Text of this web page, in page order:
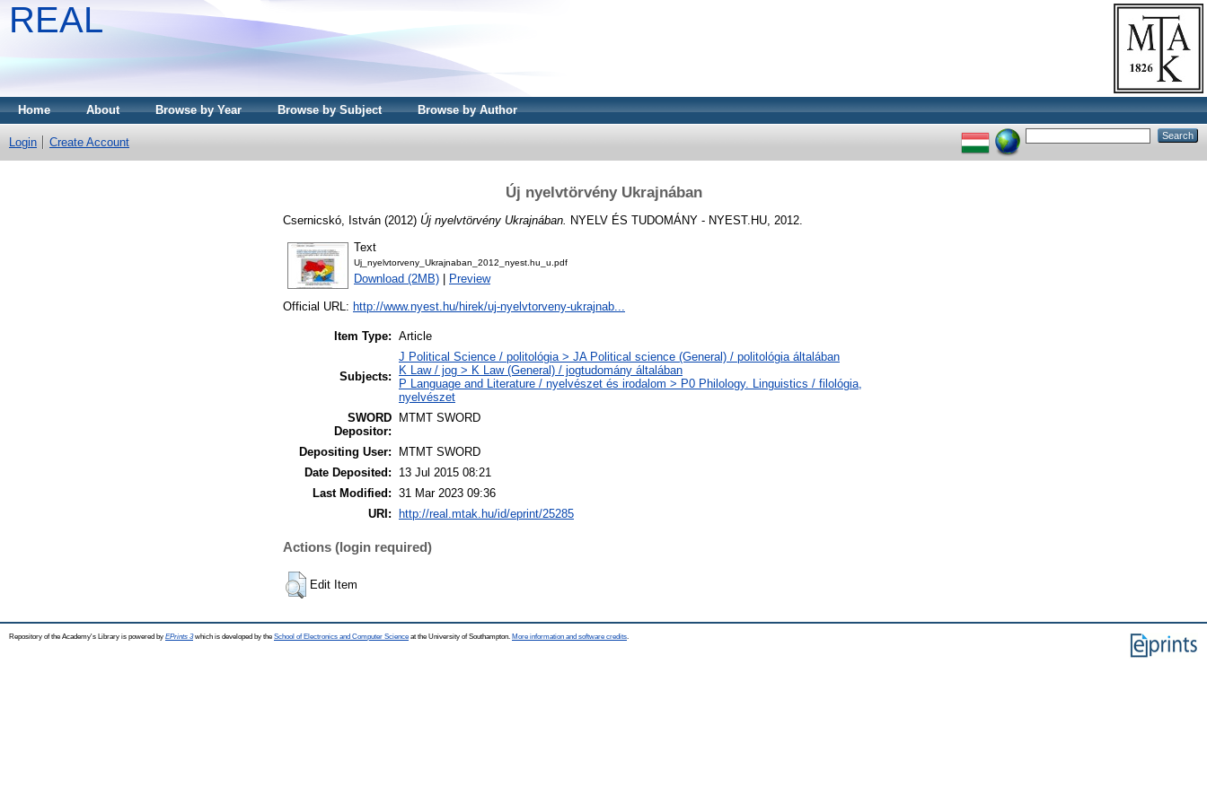
REAL
Home About Browse by Year Browse by Subject Browse by Author
Login Create Account
Új nyelvtörvény Ukrajnában
Csernicskó, István (2012) Új nyelvtörvény Ukrajnában. NYELV ÉS TUDOMÁNY - NYEST.HU, 2012.
Text
Uj_nyelvtorveny_Ukrajnaban_2012_nyest.hu_u.pdf
Download (2MB) Preview
Official URL: http://www.nyest.hu/hirek/uj-nyelvtorveny-ukrajnab...
Item Type: Article
Subjects:
J Political Science / politológia > JA Political science (General) / politológia általában
K Law / jog > K Law (General) / jogtudomány általában
P Language and Literature / nyelvészet és irodalom > P0 Philology. Linguistics / filológia,
nyelvészet
SWORD
Depositor:
MTMT SWORD
Depositing User:
MTMT SWORD
Date Deposited:
13 Jul 2015 08:21
Last Modified: 31 Mar 2023 09:36
URI:
http://real.mtak.hu/id/eprint/25285
Actions (login required)
Edit Item
Repository of the Academy's Library is powered by EPrints 3which is developed by the School of Electronics and Computer Science at the University of Southampton. More information and software credits